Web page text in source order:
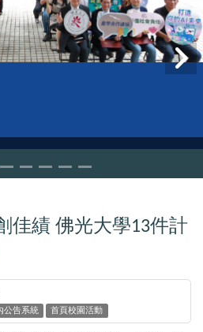
佳績 佛光大學13件計
公告系統 首頁校園活動